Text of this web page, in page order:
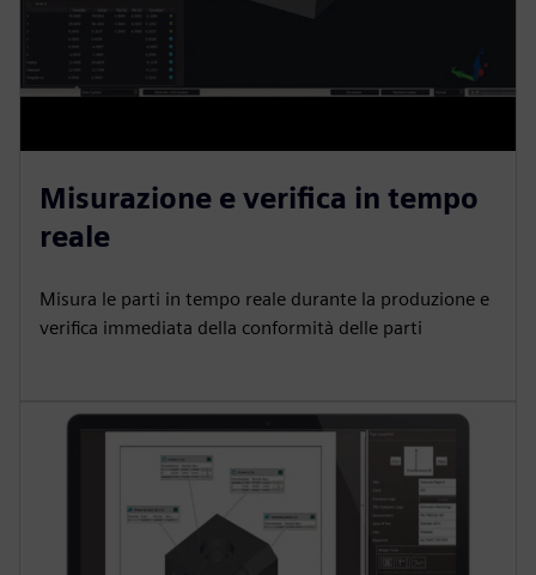
Misurazione e verifica in tempo
reale
Misura le parti in tempo reale durante la produzione e
verifica immediata della conformità delle parti